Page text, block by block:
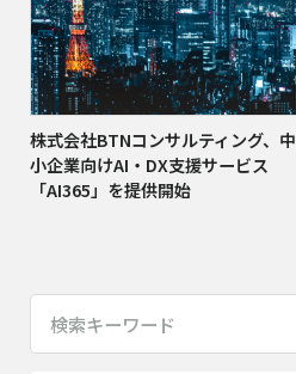
株式会社BTNコンサルティング、中
小企業向けAI・DX支援サービス
「AI365」を提供開始